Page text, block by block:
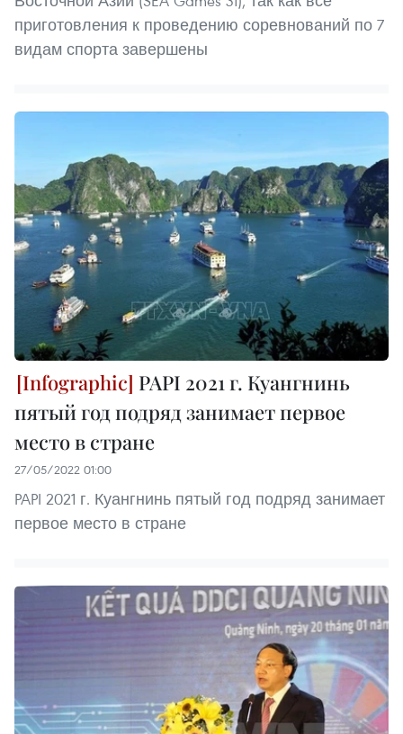
приготовления к проведению соревнований по 7
видам спорта завершены
PAPI 2021 г. Куангнинь
пятый год подряд занимает первое
место в стране
27/05/2022 01:00
PAPI 2021 г. Куангнинь пятый год подряд занимает
первое место в стране